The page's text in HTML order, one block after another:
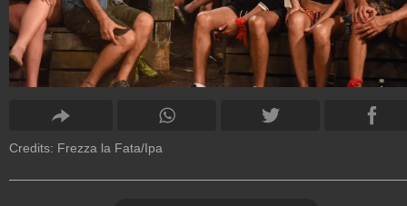
Credits: Frezza la Fata/Ipa